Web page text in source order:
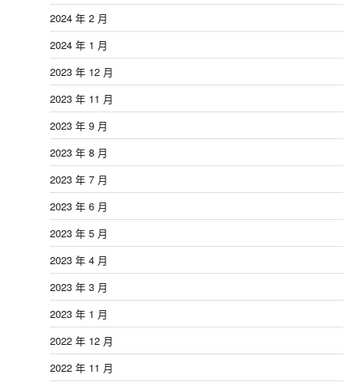
2024 年 2 月
2024 年 1 月
2023 年 12 月
2023 年 11 月
2023 年 9 月
2023 年 8 月
2023 年 7 月
2023 年 6 月
2023 年 5 月
2023 年 4 月
2023 年 3 月
2023 年 1 月
2022 年 12 月
2022 年 11 月